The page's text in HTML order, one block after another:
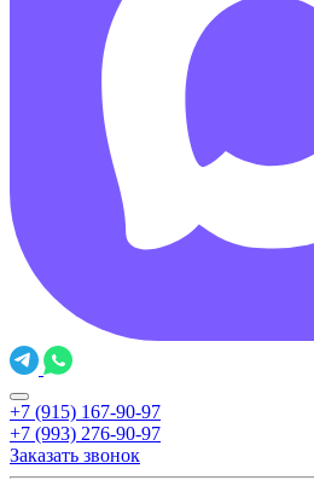
+7 (915) 167-90-97
+7 (993) 276-90-97
Заказать звонок